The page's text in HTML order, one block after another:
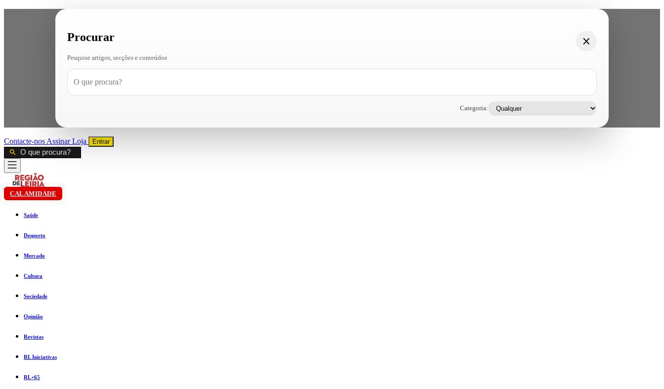
Procurar
Pesquise artigos, secções e conteúdos
Categoria:
Contacte-nos AssinarLoja Entrar
CALAMIDADE
Saúde
Desporto
Mercado
Cultura
Sociedade
Opinião
Revistas
RL Iniciativas
RL+65